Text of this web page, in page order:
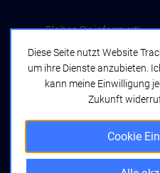
Bleiben Sie informiert!
Jetzt abonnieren
Diese Seite nutzt Website
um ihre Dienste anzubieten.
kann meine Einwilligung
Zukunft
Cookie